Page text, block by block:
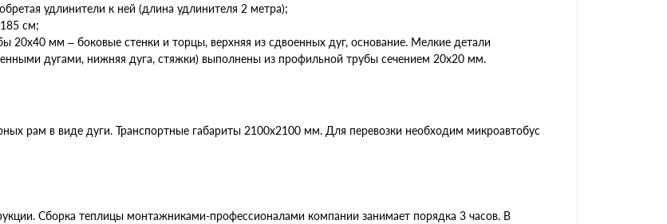
удлинители к ней (длина удлинителя 2 метра);
см;
20х40 мм – боковые стенки и торцы, верхняя из сдвоенных дуг, основание. Мелкие детали
дугами, нижняя дуга, стяжки) выполнены из профильной трубы сечением 20х20 мм.
рам в виде дуги. Транспортные габариты 2100х2100 мм. Для перевозки необходим микроавтобус
Сборка теплицы монтажниками-профессионалами компании занимает порядка 3 часов. В